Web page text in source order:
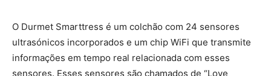
O Durmet Smarttress é um colchão com 24 sensores
ultrasónicos incorporados e um chip WiFi que transmite
informações em tempo real relacionada com esses
sensores. Esses sensores são chamados de “Love